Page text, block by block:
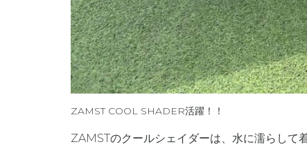
ZAMST COOL SHADER活躍！！
ZAMSTのクールシェイダーは、水に濡らして